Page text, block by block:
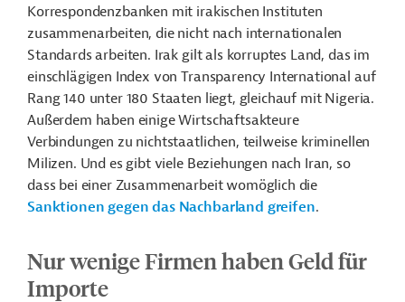
Korrespondenzbanken mit irakischen Instituten
zusammenarbeiten, die nicht nach internationalen
Standards arbeiten. Irak gilt als korruptes Land, das im
einschlägigen Index von Transparency International auf
Rang 140 unter 180 Staaten liegt, gleichauf mit Nigeria.
Außerdem haben einige Wirtschaftsakteure
Verbindungen zu nichtstaatlichen, teilweise kriminellen
Milizen. Und es gibt viele Beziehungen nach Iran, so
dass bei einer Zusammenarbeit womöglich die
Sanktionen gegen das Nachbarland greifen.
Nur wenige Firmen haben Geld für
Importe